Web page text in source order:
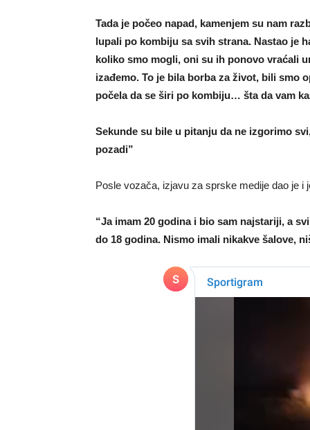
Tada je počeo napad, kamenjem su nam
lupali po kombiju sa svih strana. Nastao je
koliko smo mogli, oni su ih ponovo vraćali
izađemo. To je bila borba za život, bili smo
počela da se širi po kombiju… šta da vam
Sekunde su bile u pitanju da ne izgorimo
pozadi”
Posle vozača, izjavu za sprske medije dao je i
“Ja imam 20 godina i bio sam najstariji, a
do 18 godina. Nismo imali nikakve šalove,